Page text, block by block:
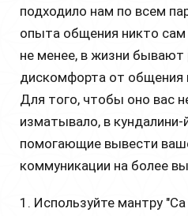
подходило нам по всем
опыта общения никто
не менее, в жизни бывают
дискомфорта от
Для того, чтобы оно вас
изматывало, в
помогающие вывести
коммуникации на более
1. Используйте мантру